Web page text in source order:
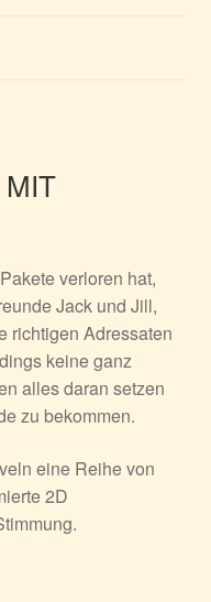
verloren hat,
Jack und Jill,
richtigen Adressaten
keine ganz
alles daran setzen
zu bekommen.
eine Reihe von
2D